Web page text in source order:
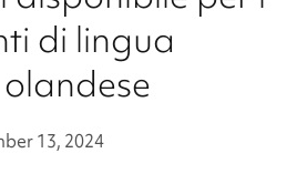
di lingua
13, 2024